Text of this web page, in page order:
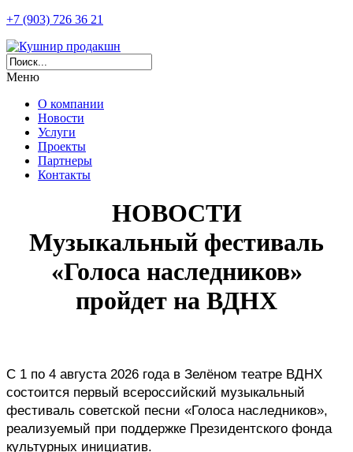
+7 (903) 726 36 21
Меню
О компании
Новости
Услуги
Проекты
Партнеры
Контакты
НОВОСТИ
Музыкальный фестиваль
«Голоса наследников»
пройдет на ВДНХ
С 1 по 4 августа 2026 года в Зелёном театре ВДНХ
состоится первый всероссийский музыкальный
фестиваль советской песни «Голоса наследников»,
реализуемый при поддержке Президентского фонда
культурных инициатив.